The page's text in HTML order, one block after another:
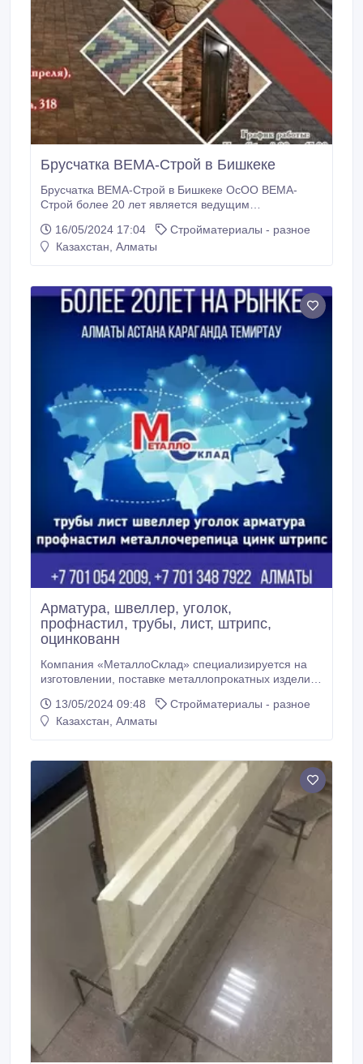
Брусчатка ВЕМА-Строй в Бишкеке
Брусчатка ВЕМА-Строй в Бишкеке ОсОО ВЕМА-
Строй более 20 лет является ведущим
фасадной отделки в Бишкеке. Ассортимент нашей
продукции очень широк. Большой выбор от
Используемая технология производства
декоративного камня позволяет получать
доступным ценам.
16/05/2024 17:04
Стройматериалы - разное
Казахстан, Алматы
Арматура, швеллер, уголок,
профнастил, трубы, лист, штрипс,
оцинкованн
Компания «МеталлоСклад» специализируется на
изготовлении, поставке металлопрокатных изделий
материалов, 20 лет являясь надежным
поставщиком данной продукции и обладая штатом
Астане, Караганде и Темиртау, мы предлагаем
широкий ассортимент металлопроката (арматура,
катанка тянутая в бухтах, швеллер, уголок, балка,
трубы профильные, трубы круглые, профнастил,
штрипс, лист г/к, х/к, оцинкованные, рифленые,
ПВЛ, проволока ОК) по приемлемым ценам.
13/05/2024 09:48
Стройматериалы - разное
Казахстан, Алматы